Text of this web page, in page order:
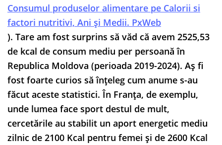
Consumul produselor alimentare pe Calorii si
factori nutritivi, Ani și Medii. PxWeb
). Tare am fost surprins să văd că avem 2525,53
de kcal de consum mediu per persoană în
Republica Moldova (perioada 2019-2024). Aș fi
fost foarte curios să înțeleg cum anume s-au
făcut aceste statistici. În Franța, de exemplu,
unde lumea face sport destul de mult,
cercetările au stabilit un aport energetic mediu
zilnic de 2100 Kcal pentru femei și de 2600 Kcal